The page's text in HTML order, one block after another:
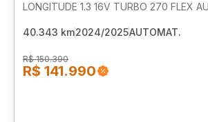
LONGITUDE 1.3 16V TURBO 270 FLEX
40.343 km2024/2025AUTOMAT.
R$ 150.390
R$ 141.990